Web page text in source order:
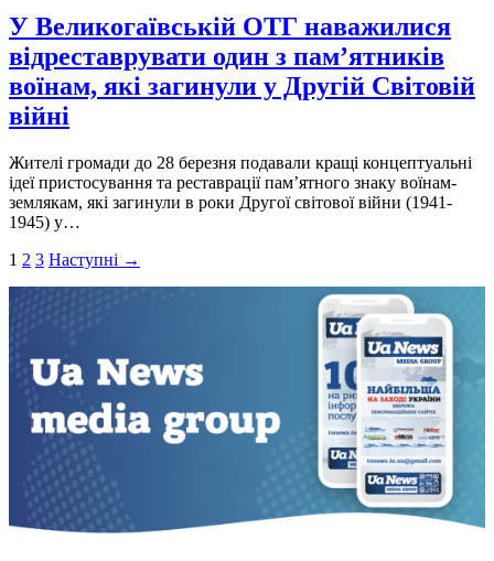
У Великогаївській ОТГ наважилися
відреставрувати один з пам’ятників
воїнам, які загинули у Другій Світовій
війні
Жителi громади до 28 березня подавали кращi концептуальнi
iдеї пристосування та реставрацiї пам’ятного знаку воїнам-
землякам, якi загинули в роки Другої свiтової вiйни (1941-
1945) у…
Пагінація
записів
1 2 3 Наступні →